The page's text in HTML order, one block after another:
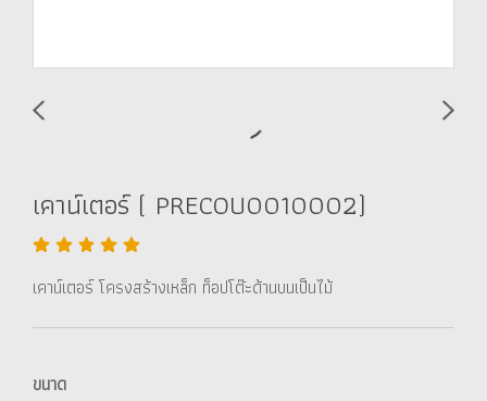
เคาน์เตอร์ ( PRECOU0010002)
เคาน์เตอร์ โครงสร้างเหล็ก ท็อปโต๊ะด้านบนเป็นไม้
ขนาด